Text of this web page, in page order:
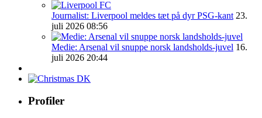
Journalist: Liverpool meldes tæt på dyr PSG-kant 23.
juli 2026 08:56
Medie: Arsenal vil snuppe norsk landsholds-juvel 16.
juli 2026 20:44
Profiler